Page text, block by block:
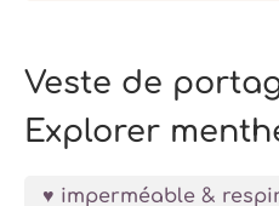
Veste de
Explorer
imperméable &